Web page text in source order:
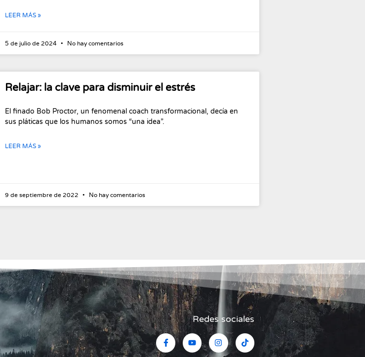
LEER MÁS »
5 de julio de 2024 No hay comentarios
Relajar: la clave para disminuir el estrés
El finado Bob Proctor, un fenomenal coach transformacional, decía en
sus pláticas que los humanos somos “una idea”.
LEER MÁS »
9 de septiembre de 2022 No hay comentarios
Redes sociales